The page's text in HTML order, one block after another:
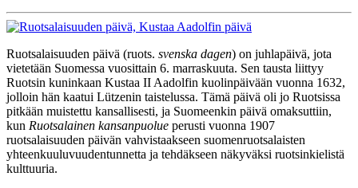
Ruotsalaisuuden päivä (ruots. svenska dagen) on juhlapäivä, jota
vietetään Suomessa vuosittain 6. marraskuuta. Sen tausta liittyy
Ruotsin kuninkaan Kustaa II Aadolfin kuolinpäivään vuonna 1632,
jolloin hän kaatui Lützenin taistelussa. Tämä päivä oli jo Ruotsissa
pitkään muistettu kansallisesti, ja Suomeenkin päivä omaksuttiin,
kun Ruotsalainen kansanpuolue perusti vuonna 1907
ruotsalaisuuden päivän vahvistaakseen suomenruotsalaisten
yhteenkuuluvuudentunnetta ja tehdäkseen näkyväksi ruotsinkielistä
kulttuuria.